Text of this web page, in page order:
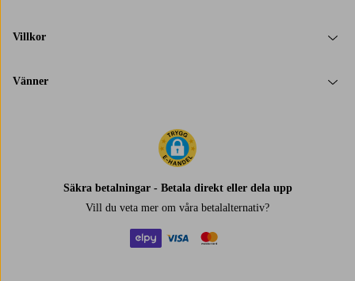
Villkor
Vänner
Säkra betalningar - Betala direkt eller dela upp
Vill du veta mer om våra betalalternativ?